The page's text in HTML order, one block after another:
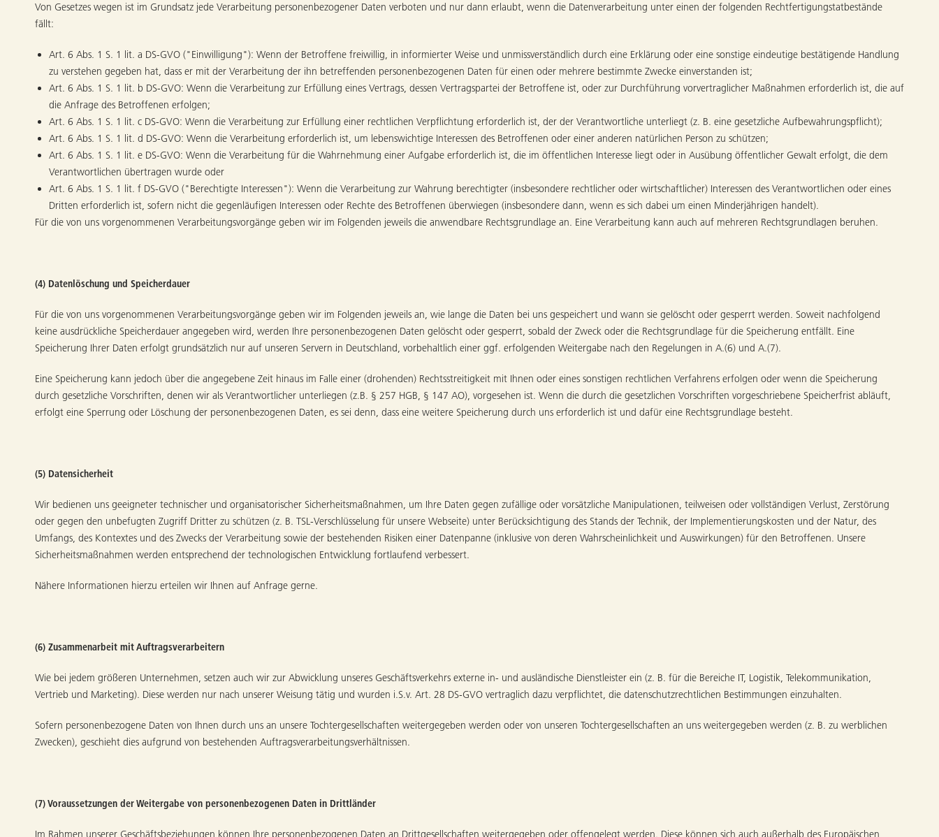
Von Gesetzes wegen ist im Grundsatz jede Verarbeitung personenbezogener Daten verboten und nur dann erlaubt, wenn die Datenverarbeitung unter einen der folgenden Rechtfertigungstatbestände
fällt:
Art. 6 Abs. 1 S. 1 lit. a DS-GVO ("Einwilligung"): Wenn der Betroffene freiwillig, in informierter Weise und unmissverständlich durch eine Erklärung oder eine sonstige eindeutige bestätigende Handlung
zu verstehen gegeben hat, dass er mit der Verarbeitung der ihn betreffenden personenbezogenen Daten für einen oder mehrere bestimmte Zwecke einverstanden ist;
Art. 6 Abs. 1 S. 1 lit. b DS-GVO: Wenn die Verarbeitung zur Erfüllung eines Vertrags, dessen Vertragspartei der Betroffene ist, oder zur Durchführung vorvertraglicher Maßnahmen erforderlich ist, die auf
die Anfrage des Betroffenen erfolgen;
Art. 6 Abs. 1 S. 1 lit. c DS-GVO: Wenn die Verarbeitung zur Erfüllung einer rechtlichen Verpflichtung erforderlich ist, der der Verantwortliche unterliegt (z. B. eine gesetzliche Aufbewahrungspflicht);
Art. 6 Abs. 1 S. 1 lit. d DS-GVO: Wenn die Verarbeitung erforderlich ist, um lebenswichtige Interessen des Betroffenen oder einer anderen natürlichen Person zu schützen;
Art. 6 Abs. 1 S. 1 lit. e DS-GVO: Wenn die Verarbeitung für die Wahrnehmung einer Aufgabe erforderlich ist, die im öffentlichen Interesse liegt oder in Ausübung öffentlicher Gewalt erfolgt, die dem
Verantwortlichen übertragen wurde oder
Art. 6 Abs. 1 S. 1 lit. f DS-GVO ("Berechtigte Interessen"): Wenn die Verarbeitung zur Wahrung berechtigter (insbesondere rechtlicher oder wirtschaftlicher) Interessen des Verantwortlichen oder eines
Dritten erforderlich ist, sofern nicht die gegenläufigen Interessen oder Rechte des Betroffenen überwiegen (insbesondere dann, wenn es sich dabei um einen Minderjährigen handelt).
Für die von uns vorgenommenen Verarbeitungsvorgänge geben wir im Folgenden jeweils die anwendbare Rechtsgrundlage an. Eine Verarbeitung kann auch auf mehreren Rechtsgrundlagen beruhen.
(4) Datenlöschung und Speicherdauer
Für die von uns vorgenommenen Verarbeitungsvorgänge geben wir im Folgenden jeweils an, wie lange die Daten bei uns gespeichert und wann sie gelöscht oder gesperrt werden. Soweit nachfolgend
keine ausdrückliche Speicherdauer angegeben wird, werden Ihre personenbezogenen Daten gelöscht oder gesperrt, sobald der Zweck oder die Rechtsgrundlage für die Speicherung entfällt. Eine
Speicherung Ihrer Daten erfolgt grundsätzlich nur auf unseren Servern in Deutschland, vorbehaltlich einer ggf. erfolgenden Weitergabe nach den Regelungen in A.(6) und A.(7).
Eine Speicherung kann jedoch über die angegebene Zeit hinaus im Falle einer (drohenden) Rechtsstreitigkeit mit Ihnen oder eines sonstigen rechtlichen Verfahrens erfolgen oder wenn die Speicherung
durch gesetzliche Vorschriften, denen wir als Verantwortlicher unterliegen (z.B. § 257 HGB, § 147 AO), vorgesehen ist. Wenn die durch die gesetzlichen Vorschriften vorgeschriebene Speicherfrist abläuft,
erfolgt eine Sperrung oder Löschung der personenbezogenen Daten, es sei denn, dass eine weitere Speicherung durch uns erforderlich ist und dafür eine Rechtsgrundlage besteht.
(5) Datensicherheit
Wir bedienen uns geeigneter technischer und organisatorischer Sicherheitsmaßnahmen, um Ihre Daten gegen zufällige oder vorsätzliche Manipulationen, teilweisen oder vollständigen Verlust, Zerstörung
oder gegen den unbefugten Zugriff Dritter zu schützen (z. B. TSL-Verschlüsselung für unsere Webseite) unter Berücksichtigung des Stands der Technik, der Implementierungskosten und der Natur, des
Umfangs, des Kontextes und des Zwecks der Verarbeitung sowie der bestehenden Risiken einer Datenpanne (inklusive von deren Wahrscheinlichkeit und Auswirkungen) für den Betroffenen. Unsere
Sicherheitsmaßnahmen werden entsprechend der technologischen Entwicklung fortlaufend verbessert.
Nähere Informationen hierzu erteilen wir Ihnen auf Anfrage gerne.
(6) Zusammenarbeit mit Auftragsverarbeitern
Wie bei jedem größeren Unternehmen, setzen auch wir zur Abwicklung unseres Geschäftsverkehrs externe in- und ausländische Dienstleister ein (z. B. für die Bereiche IT, Logistik, Telekommunikation,
Vertrieb und Marketing). Diese werden nur nach unserer Weisung tätig und wurden i.S.v. Art. 28 DS-GVO vertraglich dazu verpflichtet, die datenschutzrechtlichen Bestimmungen einzuhalten.
Sofern personenbezogene Daten von Ihnen durch uns an unsere Tochtergesellschaften weitergegeben werden oder von unseren Tochtergesellschaften an uns weitergegeben werden (z. B. zu werblichen
Zwecken), geschieht dies aufgrund von bestehenden Auftragsverarbeitungsverhältnissen.
(7) Voraussetzungen der Weitergabe von personenbezogenen Daten in Drittländer
Im Rahmen unserer Geschäftsbeziehungen können Ihre personenbezogenen Daten an Drittgesellschaften weitergegeben oder offengelegt werden. Diese können sich auch außerhalb des Europäischen